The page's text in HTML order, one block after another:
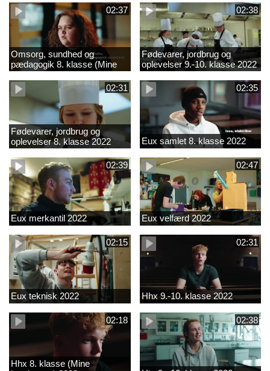
02:37
Omsorg, sundhed og
pædagogik 8. klasse (Mine
introkurser) 2022
02:38
Fødevarer, jordbrug og
oplevelser 9.-10. klasse 2022
02:31
Fødevarer, jordbrug og
oplevelser 8. klasse 2022
02:35
Eux samlet 8. klasse 2022
02:39
Eux merkantil 2022
02:47
Eux velfærd 2022
02:15
Eux teknisk 2022
02:31
Hhx 9.-10. klasse 2022
02:18
Hhx 8. klasse (Mine
02:38